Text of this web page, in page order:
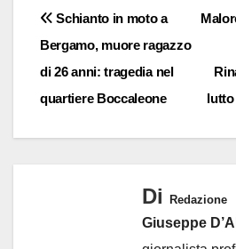
Navigazione
articoli
lutto
Schianto in moto a
Bergamo, muore ragazzo
di 26 anni: tragedia nel
quartiere Boccaleone
Di Redazione
Giuseppe